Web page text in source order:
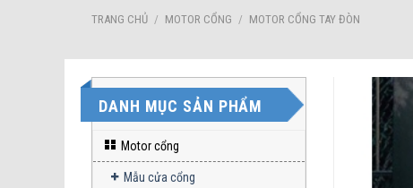
TRANG CHỦ / MOTOR CỔNG / MOTOR CỔNG TAY ĐÒN
DANH MỤC SẢN PHẨM
Motor cổng
Mẫu cửa cổng